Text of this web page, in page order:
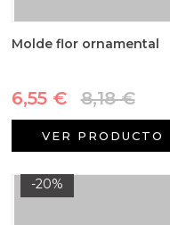
Molde flor ornamental
6,55 € 8,18 €
VER PRODUCTO
-20%